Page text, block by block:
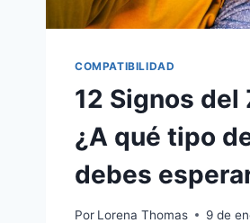
COMPATIBILIDAD
12 Signos del
¿A qué tipo
debes
Por Lorena Thomas 9 de